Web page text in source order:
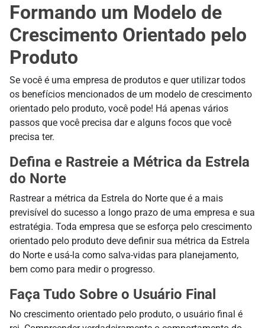
Formando um Modelo de
Crescimento Orientado pelo
Produto
Se você é uma empresa de produtos e quer utilizar todos
os benefícios mencionados de um modelo de crescimento
orientado pelo produto, você pode! Há apenas vários
passos que você precisa dar e alguns focos que você
precisa ter.
Defina e Rastreie a Métrica da Estrela
do Norte
Rastrear a métrica da Estrela do Norte que é a mais
previsível do sucesso a longo prazo de uma empresa e sua
estratégia. Toda empresa que se esforça pelo crescimento
orientado pelo produto deve definir sua métrica da Estrela
do Norte e usá-la como salva-vidas para planejamento,
bem como para medir o progresso.
Faça Tudo Sobre o Usuário Final
No crescimento orientado pelo produto, o usuário final é